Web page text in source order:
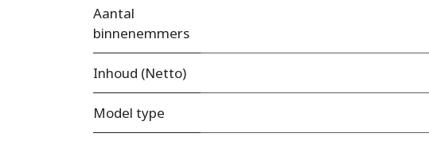
Aantal
binnenemmers
Inhoud (Netto)
Model type